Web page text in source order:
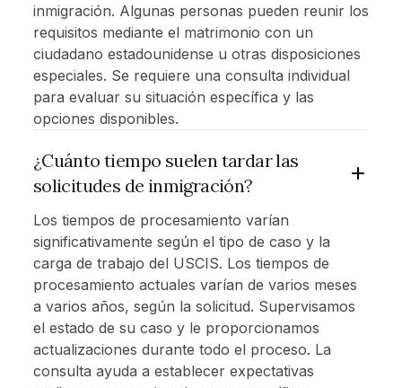
inmigración. Algunas personas pueden reunir los
requisitos mediante el matrimonio con un
ciudadano estadounidense u otras disposiciones
especiales. Se requiere una consulta individual
para evaluar su situación específica y las
opciones disponibles.
¿Cuánto tiempo suelen tardar las
solicitudes de inmigración?
Los tiempos de procesamiento varían
significativamente según el tipo de caso y la
carga de trabajo del USCIS. Los tiempos de
procesamiento actuales varían de varios meses
a varios años, según la solicitud. Supervisamos
el estado de su caso y le proporcionamos
actualizaciones durante todo el proceso. La
consulta ayuda a establecer expectativas